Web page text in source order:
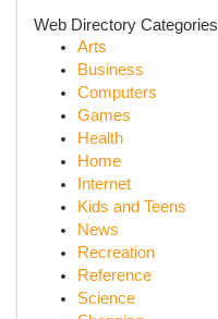
Web Directory Categories
Arts
Business
Computers
Games
Health
Home
Internet
Kids and Teens
News
Recreation
Reference
Science